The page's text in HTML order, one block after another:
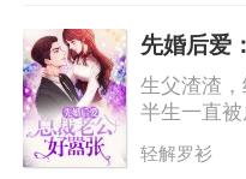
给她……他
名字，付墨
固……
先婚后爱
生父渣渣
半生一直
默中爆（
上，却意
轻解罗衫